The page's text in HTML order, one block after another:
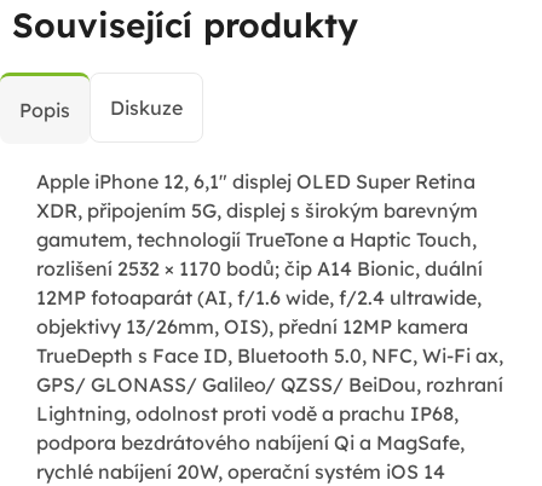
Související produkty
Popis Diskuze
Apple iPhone 12, 6,1" displej OLED Super Retina
XDR, připojením 5G, displej s širokým barevným
gamutem, technologií TrueTone a Haptic Touch,
rozlišení 2532 × 1170 bodů; čip A14 Bionic, duální
12MP fotoaparát (AI, f/1.6 wide, f/2.4 ultrawide,
objektivy 13/26mm, OIS), přední 12MP kamera
TrueDepth s Face ID, Bluetooth 5.0, NFC, Wi-Fi ax,
GPS/ GLONASS/ Galileo/ QZSS/ BeiDou, rozhraní
Lightning, odolnost proti vodě a prachu IP68,
podpora bezdrátového nabíjení Qi a MagSafe,
rychlé nabíjení 20W, operační systém iOS 14